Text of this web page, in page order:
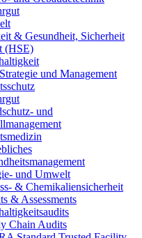
& Gesundheit, Sicherheit
(HSE)
und Management
und
und Umwelt
& Chemikaliensicherheit
& Assessments
Chain Audits